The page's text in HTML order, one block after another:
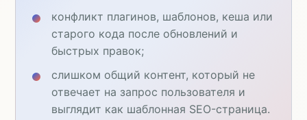
конфликт плагинов, шаблонов, кеша или
старого кода после обновлений и
быстрых правок;
слишком общий контент, который не
отвечает на запрос пользователя и
выглядит как шаблонная SEO-страница.